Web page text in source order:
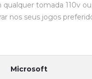
tomada 110v
nos seus jogos
Microsoft